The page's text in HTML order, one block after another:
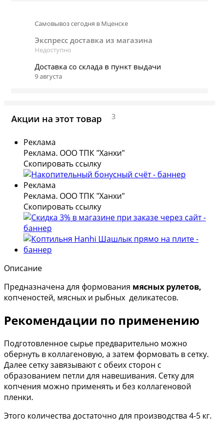
Самовывоз сегодня в Мценске
Экспресс доставка из магазина
Недоступно
Доставка со склада в пункт выдачи
9 августа
Акции на этот товар 3
Реклама
Реклама. ООО ТПК "Ханхи"
Скопировать ссылку
Реклама
Реклама. ООО ТПК "Ханхи"
Скопировать ссылку
Описание
Предназначена для формования мясных рулетов,
копченостей, мясных и рыбных деликатесов.
Рекомендации по применению
Подготовленное сырье предварительно можно
обернуть в коллагеновую, а затем формовать в сетку.
Далее сетку завязывают с обеих сторон с
образованием петли для навешивания. Сетку для
копчения можно применять и без коллагеновой
пленки.
Этого количества достаточно для производства 4-5 кг.